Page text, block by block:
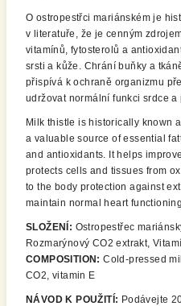
O ostropestřci mariánském je
v literatuře, že je cenným
vitamínů, fytosterolů a
srsti a kůže. Chrání buňky a
přispívá k ochraně organizmu
udržovat normální funkci srdce
Milk thistle is historically known
a valuable source of essential
and antioxidants. It helps
protects cells and tissues from
to the body protection against
maintain normal heart
SLOŽENÍ: Ostropestřec
Rozmarýnový CO2 extrakt,
COMPOSITION:Cold-pressed
CO2, vitamin E
NÁVOD K POUŽITÍ: Podávejte